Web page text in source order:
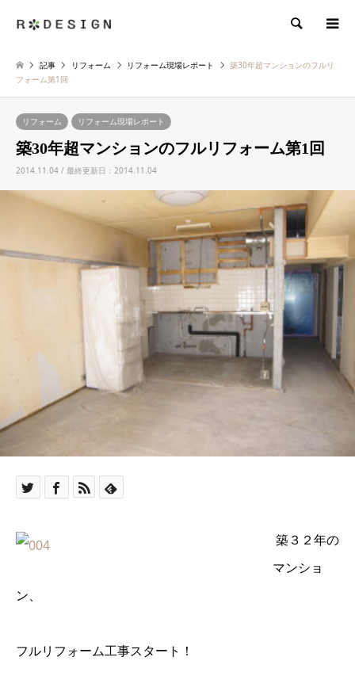
検索
記事 リフォーム リフォーム現場レポート
築30年超マンションのフルリ
フォーム第1回
リフォーム リフォーム現場レポート
築30年超マンションのフルリフォーム第1回
2014.11.04 / 最終更新日：2014.11.04
築３２年の
マンショ
ン、
フルリフォーム工事スタート！